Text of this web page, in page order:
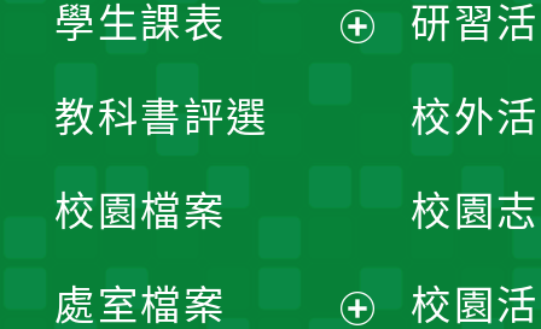
學生課表
單
教科書評選
校園檔案
處室檔案
研習
校外
校園
校園